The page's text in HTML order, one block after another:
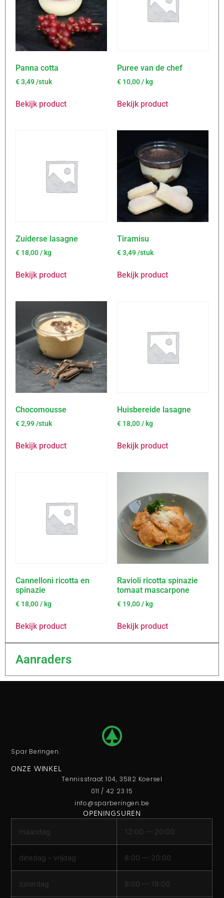
Panna cotta
€3,49/stuk
Bekijk product
Puree van de chef
€ 10,00/ kg
Bekijk product
Zuiderse lasagne
€ 18,00/ kg
Bekijk product
Tiramisu
€3,49/stuk
Bekijk product
Chocomousse
€2,99/stuk
Bekijk product
Huisbereide lasagne
€ 18,00/ kg
Bekijk product
Cannelloni ricotta en
spinazie
€ 18,00/ kg
Bekijk product
Ravioli ricotta spinazie
tomaat mascarpone
€ 19,00/ kg
Bekijk product
Aanraders
Spar Beringen.
ONZE WINKEL
Tennisstraat 104, 3582 Koersel
011 / 42 23 15
info@sparberingen.be
OPENINGSUREN
maandag 12:00 — 20:00
dinsdag - vrijdag 8:00 — 20:00
zaterdag 8:00 — 18:00